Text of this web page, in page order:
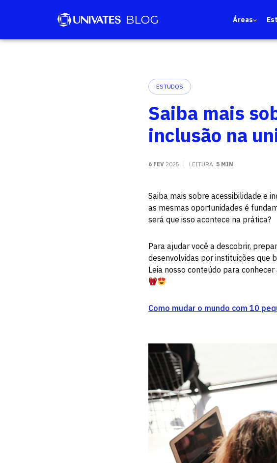
Áreas
ESTUDOS
Saiba mais
inclusão na
6 FEV 2025 LEITURA: 5 MIN
Saiba mais sobre acessibilidade e
as mesmas oportunidades é
será que isso acontece na prática?
Para ajudar você a descobrir,
desenvolvidas por instituições que
Leia nosso conteúdo para
Como mudar o mundo com 10